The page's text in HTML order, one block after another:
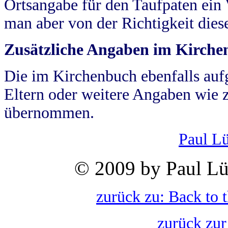
Ortsangabe für den Taufpaten
man aber von der Richtigkeit
Zusätzliche Angaben im
Die im Kirchenbuch ebenfalls
Eltern oder weitere Angaben wie
übernommen.
Paul
© 2009 by Paul
zurück zu: Back to
zurück